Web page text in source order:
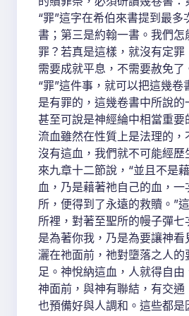
“罪”這字在希伯來書提到最多
書；第三是約翰一書。我們怎
罪？若真是這樣，就沒有定
需要成就平息，不需要赦免了
“罪”這件事，就可以把這幾卷
是有罪的，這幾卷書中所說的
甚至可說是神經綸中相當重要
流血雖然在性質上是法理的
沒有這血，我們就不可能經歷
來九章十二節說，“並且不是
血，乃是藉著祂自己的血，一
所，便得到了永遠的救贖。”
所裡，對著至聖所的幔子彈
是為著你我，乃是為要讓神看
灑在祂面前，祂對墮落之人
足。神悅納這血，人就得自由
神面前，與神有聯結，有交通
也預備好與人調和。這些都是